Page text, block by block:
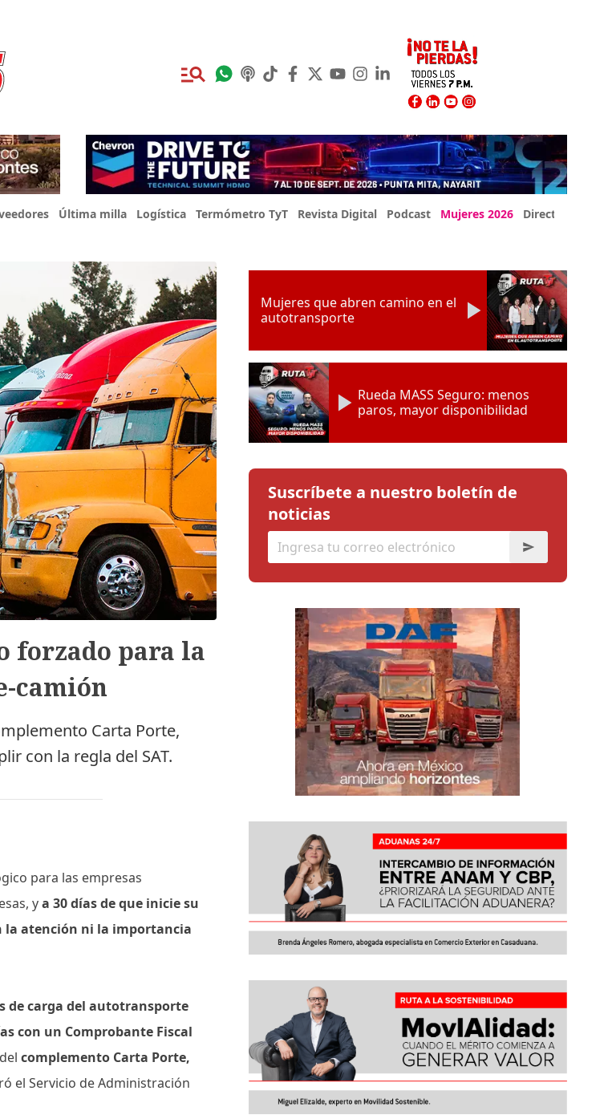
Última milla Logística Termómetro TyT Revista Digital Podcast Mujeres 2026 Directorio Expo
forzado para la
camión
Carta Porte,
con la regla del SAT.
para las empresas
ya 30 días de que inicie su
atención ni la importancia
de carga del autotransporte
con un Comprobante Fiscal
complemento Carta Porte,
el Servicio de Administración
Mujeres que abren camino en el
autotransporte
Rueda MASS Seguro: menos
paros, mayor disponibilidad
Suscríbete a nuestro boletín de
noticias